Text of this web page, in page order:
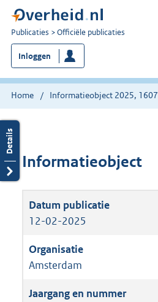
U
bent
nu
hier:
Publicaties Officiële publicaties
Inloggen
Home Informatieobject 2025, 1607
Informatieobject
12-02-2025
Amsterdam